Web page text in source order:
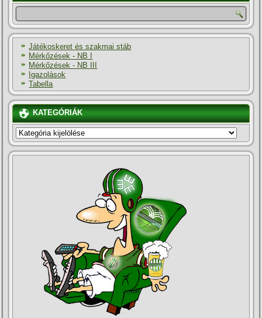
Játékoskeret és szakmai stáb
Mérkőzések - NB I
Mérkőzések - NB III
Igazolások
Tabella
KATEGÓRIÁK
KATEGÓRIÁK